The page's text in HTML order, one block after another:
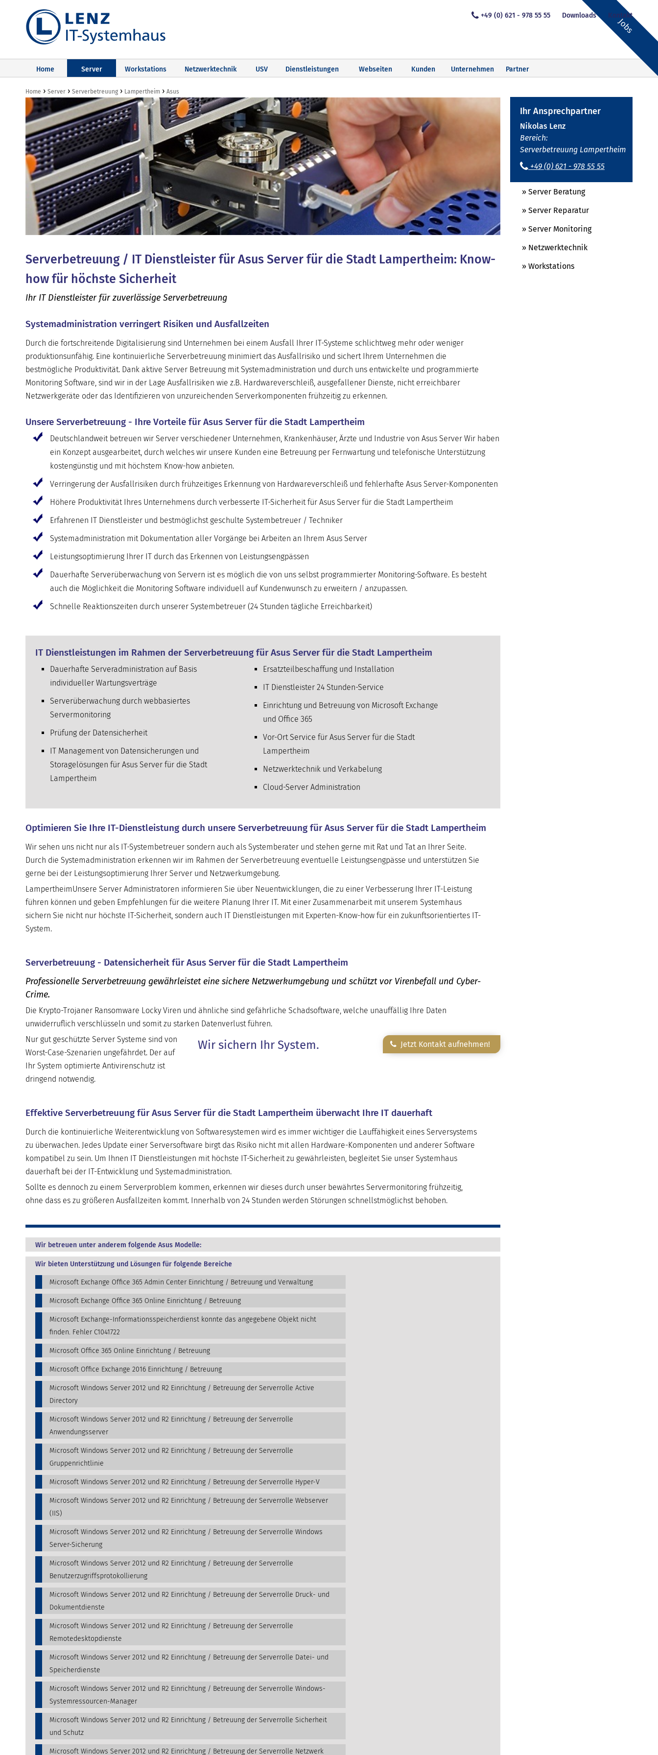
Jobs
+49 (0) 621 - 978 55 55 Downloads Kontakt
Home Server Workstations Netzwerktechnik USV Dienstleistungen Webseiten Kunden Unternehmen Partner
Home › Server › Serverbetreuung › Lampertheim › Asus
Serverbetreuung / IT Dienstleister für Asus Server für die Stadt Lampertheim: Know-
how für höchste Sicherheit
Ihr IT Dienstleister für zuverlässige Serverbetreuung
Systemadministration verringert Risiken und Ausfallzeiten
Durch die fortschreitende Digitalisierung sind Unternehmen bei einem Ausfall Ihrer IT-Systeme schlichtweg mehr oder weniger
produktionsunfähig. Eine kontinuierliche Serverbetreuung minimiert das Ausfallrisiko und sichert Ihrem Unternehmen die
bestmögliche Produktivität. Dank aktive Server Betreuung mit Systemadministration und durch uns entwickelte und programmierte
Monitoring Software, sind wir in der Lage Ausfallrisiken wie z.B. Hardwareverschleiß, ausgefallener Dienste, nicht erreichbarer
Netzwerkgeräte oder das Identifizieren von unzureichenden Serverkomponenten frühzeitig zu erkennen.
Unsere Serverbetreuung - Ihre Vorteile für Asus Server für die Stadt Lampertheim
Deutschlandweit betreuen wir Server verschiedener Unternehmen, Krankenhäuser, Ärzte und Industrie von Asus Server Wir haben
ein Konzept ausgearbeitet, durch welches wir unsere Kunden eine Betreuung per Fernwartung und telefonische Unterstützung
kostengünstig und mit höchstem Know-how anbieten.
Verringerung der Ausfallrisiken durch frühzeitiges Erkennung von Hardwareverschleiß und fehlerhafte Asus Server-Komponenten
Höhere Produktivität Ihres Unternehmens durch verbesserte IT-Sicherheit für Asus Server für die Stadt Lampertheim
Erfahrenen IT Dienstleister und bestmöglichst geschulte Systembetreuer / Techniker
Systemadministration mit Dokumentation aller Vorgänge bei Arbeiten an Ihrem Asus Server
Leistungsoptimierung Ihrer IT durch das Erkennen von Leistungsengpässen
Dauerhafte Serverüberwachung von Servern ist es möglich die von uns selbst programmierter Monitoring-Software. Es besteht
auch die Möglichkeit die Monitoring Software individuell auf Kundenwunsch zu erweitern / anzupassen.
Schnelle Reaktionszeiten durch unserer Systembetreuer (24 Stunden tägliche Erreichbarkeit)
IT Dienstleistungen im Rahmen der Serverbetreuung für Asus Server für die Stadt Lampertheim
Dauerhafte Serveradministration auf Basis
individueller Wartungsverträge
Serverüberwachung durch webbasiertes
Servermonitoring
Prüfung der Datensicherheit
IT Management von Datensicherungen und
Storagelösungen für Asus Server für die Stadt
Lampertheim
Ersatzteilbeschaffung und Installation
IT Dienstleister 24 Stunden-Service
Einrichtung und Betreuung von Microsoft Exchange
und Office 365
Vor-Ort Service für Asus Server für die Stadt
Lampertheim
Netzwerktechnik und Verkabelung
Cloud-Server Administration
Optimieren Sie Ihre IT-Dienstleistung durch unsere Serverbetreuung für Asus Server für die Stadt Lampertheim
Wir sehen uns nicht nur als IT-Systembetreuer sondern auch als Systemberater und stehen gerne mit Rat und Tat an Ihrer Seite.
Durch die Systemadministration erkennen wir im Rahmen der Serverbetreuung eventuelle Leistungsengpässe und unterstützen Sie
gerne bei der Leistungsoptimierung Ihrer Server und Netzwerkumgebung.
LampertheimUnsere Server Administratoren informieren Sie über Neuentwicklungen, die zu einer Verbesserung Ihrer IT-Leistung
führen können und geben Empfehlungen für die weitere Planung Ihrer IT. Mit einer Zusammenarbeit mit unserem Systemhaus
sichern Sie nicht nur höchste IT-Sicherheit, sondern auch IT Dienstleistungen mit Experten-Know-how für ein zukunftsorientiertes IT-
System.
Serverbetreuung - Datensicherheit für Asus Server für die Stadt Lampertheim
Professionelle Serverbetreuung gewährleistet eine sichere Netzwerkumgebung und schützt vor Virenbefall und Cyber-
Crime.
Die Krypto-Trojaner Ransomware Locky Viren und ähnliche sind gefährliche Schadsoftware, welche unauffällig Ihre Daten
unwiderruflich verschlüsseln und somit zu starken Datenverlust führen.
Nur gut geschützte Server Systeme sind von
Worst-Case-Szenarien ungefährdet. Der auf
Ihr System optimierte Antivirenschutz ist
dringend notwendig.
Wir sichern Ihr System. Jetzt Kontakt aufnehmen!
Effektive Serverbetreuung für Asus Server für die Stadt Lampertheim überwacht Ihre IT dauerhaft
Durch die kontinuierliche Weiterentwicklung von Softwaresystemen wird es immer wichtiger die Lauffähigkeit eines Serversystems
zu überwachen. Jedes Update einer Serversoftware birgt das Risiko nicht mit allen Hardware-Komponenten und anderer Software
kompatibel zu sein. Um Ihnen IT Dienstleistungen mit höchste IT-Sicherheit zu gewährleisten, begleitet Sie unser Systemhaus
dauerhaft bei der IT-Entwicklung und Systemadministration.
Sollte es dennoch zu einem Serverproblem kommen, erkennen wir dieses durch unser bewährtes Servermonitoring frühzeitig,
ohne dass es zu größeren Ausfallzeiten kommt. Innerhalb von 24 Stunden werden Störungen schnellstmöglichst behoben.
Wir betreuen unter anderem folgende Asus Modelle:
Wir bieten Unterstützung und Lösungen für folgende Bereiche
Microsoft Exchange Office 365 Admin Center Einrichtung / Betreuung und Verwaltung
Microsoft Exchange Office 365 Online Einrichtung / Betreuung
Microsoft Exchange-Informationsspeicherdienst konnte das angegebene Objekt nicht
finden. Fehler C1041722
Microsoft Office 365 Online Einrichtung / Betreuung
Microsoft Office Exchange 2016 Einrichtung / Betreuung
Microsoft Windows Server 2012 und R2 Einrichtung / Betreuung der Serverrolle Active
Directory
Microsoft Windows Server 2012 und R2 Einrichtung / Betreuung der Serverrolle
Anwendungsserver
Microsoft Windows Server 2012 und R2 Einrichtung / Betreuung der Serverrolle
Gruppenrichtlinie
Microsoft Windows Server 2012 und R2 Einrichtung / Betreuung der Serverrolle Hyper-V
Microsoft Windows Server 2012 und R2 Einrichtung / Betreuung der Serverrolle Webserver
(IIS)
Microsoft Windows Server 2012 und R2 Einrichtung / Betreuung der Serverrolle Windows
Server-Sicherung
Microsoft Windows Server 2012 und R2 Einrichtung / Betreuung der Serverrolle
Benutzerzugriffsprotokollierung
Microsoft Windows Server 2012 und R2 Einrichtung / Betreuung der Serverrolle Druck- und
Dokumentdienste
Microsoft Windows Server 2012 und R2 Einrichtung / Betreuung der Serverrolle
Remotedesktopdienste
Microsoft Windows Server 2012 und R2 Einrichtung / Betreuung der Serverrolle Datei- und
Speicherdienste
Microsoft Windows Server 2012 und R2 Einrichtung / Betreuung der Serverrolle Windows-
Systemressourcen-Manager
Microsoft Windows Server 2012 und R2 Einrichtung / Betreuung der Serverrolle Sicherheit
und Schutz
Microsoft Windows Server 2012 und R2 Einrichtung / Betreuung der Serverrolle Netzwerk
Ihr Ansprechpartner
Nikolas Lenz
Bereich:
Serverbetreuung Lampertheim
+49 (0) 621 - 978 55 55
» Server Beratung
» Server Reparatur
» Server Monitoring
» Netzwerktechnik
» Workstations